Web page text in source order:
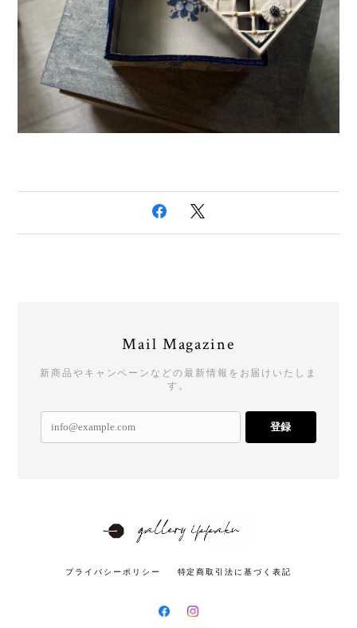
Mail Magazine
新商品やキャンペーンなどの最新情報をお届けいたしま
す。
登録
プライバシーポリシー 特定商取引法に基づく表記